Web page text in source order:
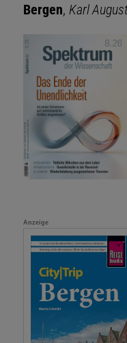
Bergen, Karl
Anzeige